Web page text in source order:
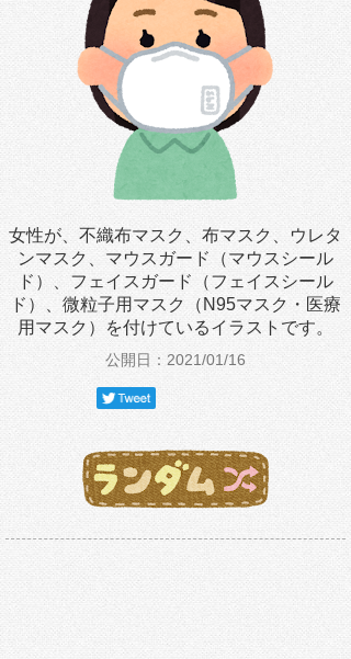
女性が、不織布マスク、布マスク、ウレタ
ンマスク、マウスガード（マウスシール
ド）、フェイスガード（フェイスシール
ド）、微粒子用マスク（N95マスク・医療
用マスク）を付けているイラストです。
公開日：2021/01/16